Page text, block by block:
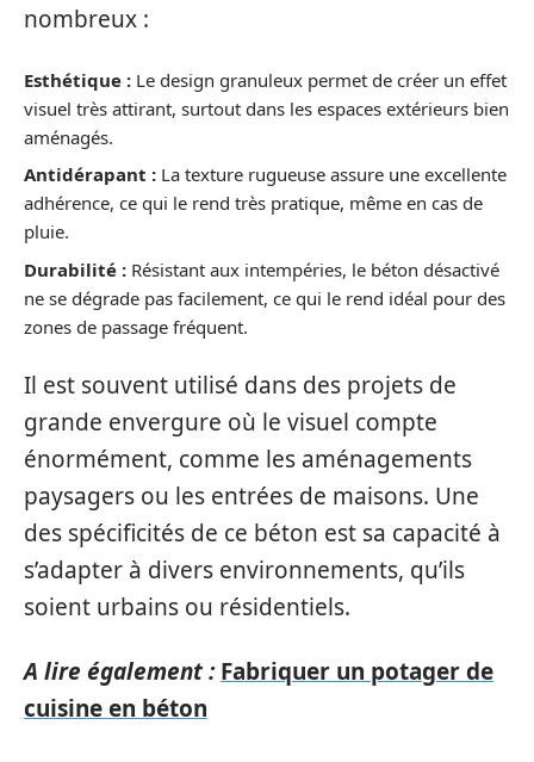
nombreux :
Esthétique : Le design granuleux permet de créer un effet
visuel très attirant, surtout dans les espaces extérieurs bien
aménagés.
Antidérapant : La texture rugueuse assure une excellente
adhérence, ce qui le rend très pratique, même en cas de
pluie.
Durabilité : Résistant aux intempéries, le béton désactivé
ne se dégrade pas facilement, ce qui le rend idéal pour des
zones de passage fréquent.
Il est souvent utilisé dans des projets de
grande envergure où le visuel compte
énormément, comme les aménagements
paysagers ou les entrées de maisons. Une
des spécificités de ce béton est sa capacité à
s’adapter à divers environnements, qu’ils
soient urbains ou résidentiels.
A lire également : Fabriquer un potager de
cuisine en béton